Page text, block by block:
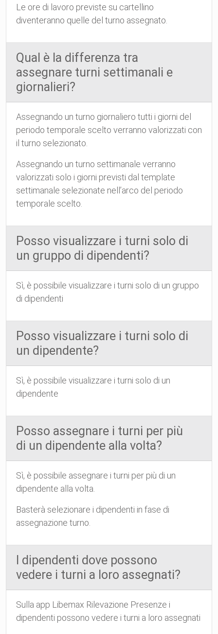
Le ore di lavoro previste su cartellino
diventeranno quelle del turno assegnato.
Qual è la differenza tra
assegnare turni settimanali e
giornalieri?
Assegnando un turno giornaliero tutti i giorni del
periodo temporale scelto verranno valorizzati con
il turno selezionato.
Assegnando un turno settimanale verranno
valorizzati solo i giorni previsti dal template
settimanale selezionate nell’arco del periodo
temporale scelto.
Posso visualizzare i turni solo di
un gruppo di dipendenti?
Sì, è possibile visualizzare i turni solo di un gruppo
di dipendenti
Posso visualizzare i turni solo di
un dipendente?
Sì, è possibile visualizzare i turni solo di un
dipendente
Posso assegnare i turni per più
di un dipendente alla volta?
Sì, è possibile assegnare i turni per più di un
dipendente alla volta.
Basterà selezionare i dipendenti in fase di
assegnazione turno.
I dipendenti dove possono
vedere i turni a loro assegnati?
Sulla app Libemax Rilevazione Presenze i
dipendenti possono vedere i turni a loro assegnati